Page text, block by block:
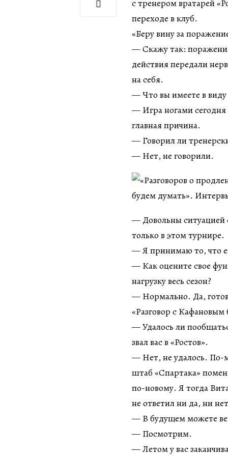
с тренером вратарей
переходе в клуб.
«Беру вину за
— Скажу так:
действия передали
на себя.
— Что вы имеете в
— Игра ногами
главная причина.
— Говорил ли
— Нет, не говорили.
— Довольны ситуацией
только в этом турнире.
— Я принимаю то, что
— Как оцените свое
нагрузку весь сезон?
— Нормально. Да,
«Разговор с
— Удалось ли
звал вас в «Ростов».
— Нет, не удалось. По-
штаб «Спартака»
по-новому. Я тогда
не ответил ни да, ни
— В будущем можете
— Посмотрим.
— Летом у вас